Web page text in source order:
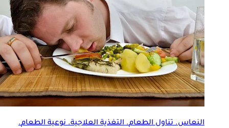
النعاس. تناولالطعام. التغذية العلاجية. نوعيةالطعام.